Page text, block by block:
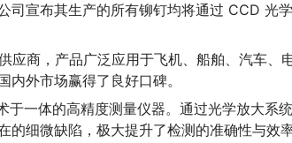
宣布其生产的所有铆钉均将通过 CCD 光
商，产品广泛应用于飞机、船舶、汽车、
外市场赢得了良好口碑。
一体的高精度测量仪器。通过光学放大系
细微缺陷，极大提升了检测的准确性与效率